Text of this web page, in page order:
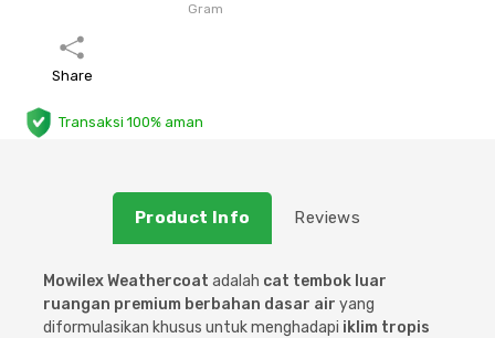
Cat dan Kimia
Gram
Share
Transaksi 100% aman
Product Info Reviews
Mowilex Weathercoat adalah cat tembok luar
ruangan premium berbahan dasar air yang
diformulasikan khusus untuk menghadapi iklim tropis